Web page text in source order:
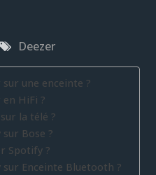
Deezer
une enceinte ?
HiFi ?
la télé ?
Bose ?
Spotify ?
Enceinte Bluetooth ?